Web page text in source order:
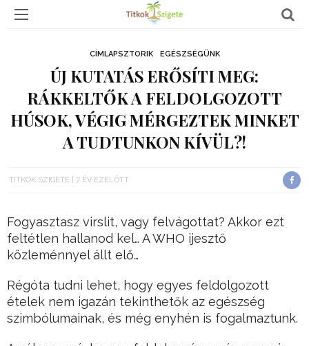
CÍMLAPSZTORIK EGÉSZSÉGÜNK
ÚJ KUTATÁS ERŐSÍTI MEG:
RÁKKELTŐK A FELDOLGOZOTT
HÚSOK, VÉGIG MÉRGEZTEK MINKET
A TUDTUNKON KÍVÜL?!
TITKOK SZIGETE 7 ÉV EZELŐTT
Fogyasztasz virslit, vagy felvágottat? Akkor ezt
feltétlen hallanod kel… A WHO ijesztő
közleménnyel állt elő…
Régóta tudni lehet, hogy egyes feldolgozott
ételek nem igazán tekinthetők az egészség
szimbólumainak, és még enyhén is fogalmaztunk.